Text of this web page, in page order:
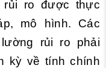
rủi ro được thực
mô hình. Các
rủi ro phải
kỳ về tính chính